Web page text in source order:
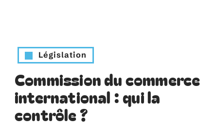
Législation
Commission du commerce
international : qui la
contrôle ?